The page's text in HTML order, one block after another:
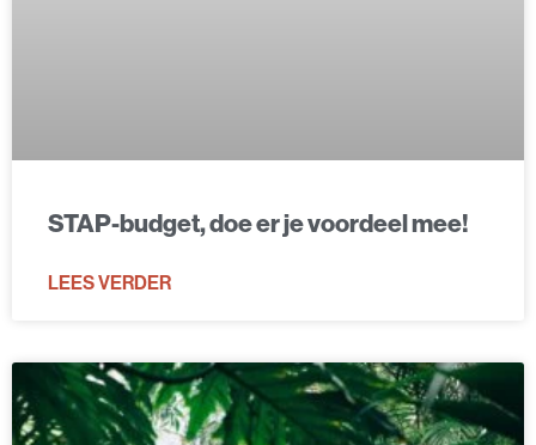
STAP-budget, doe er je voordeel mee!
LEES VERDER